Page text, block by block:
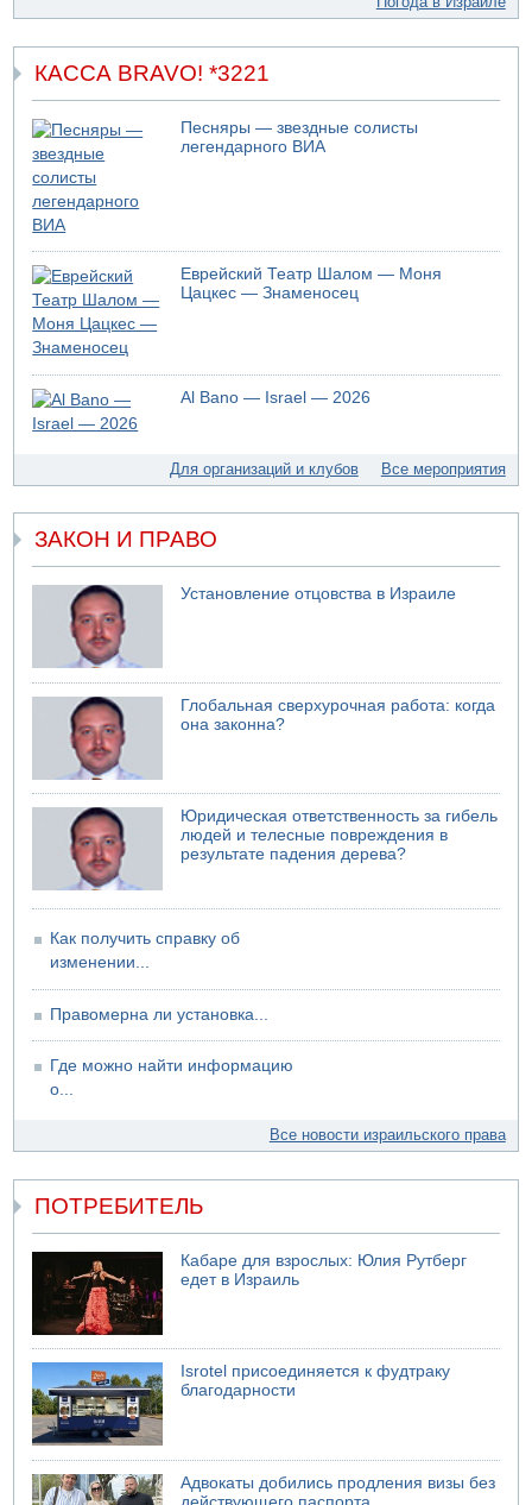
Правительство переводит министерству обороны еще
срочные секретные нужды"
КАССА BRAVO! *3221
Песняры — звездные солисты
легендарного ВИА
Еврейский Театр Шалом — Моня
Цацкес — Знаменосец
Al Bano — Israel — 2026
Для организаций и клубов Все мероприятия
ЗАКОН И ПРАВО
Установление отцовства в Израиле
Глобальная сверхурочная работа: когда
она законна?
Юридическая ответственность за гибель
людей и телесные повреждения в
результате падения дерева?
Как получить справку об
изменении...
Правомерна ли установка...
Где можно найти информацию
о...
Все новости израильского права
ПОТРЕБИТЕЛЬ
Кабаре для взрослых: Юлия Рутберг
едет в Израиль
Isrotel присоединяется к фудтраку
благодарности
Адвокаты добились продления визы без